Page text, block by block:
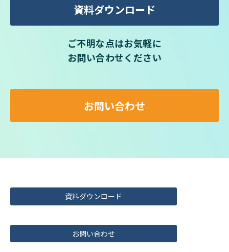
資料ダウンロード
ご不明な点はお気軽に
お問い合わせください
お問い合わせ
資料ダウンロード
お問い合わせ